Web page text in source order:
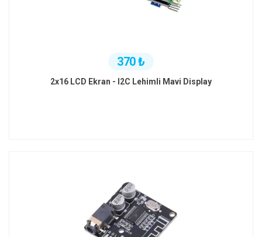
370 ₺
2x16 LCD Ekran - I2C Lehimli Mavi Display